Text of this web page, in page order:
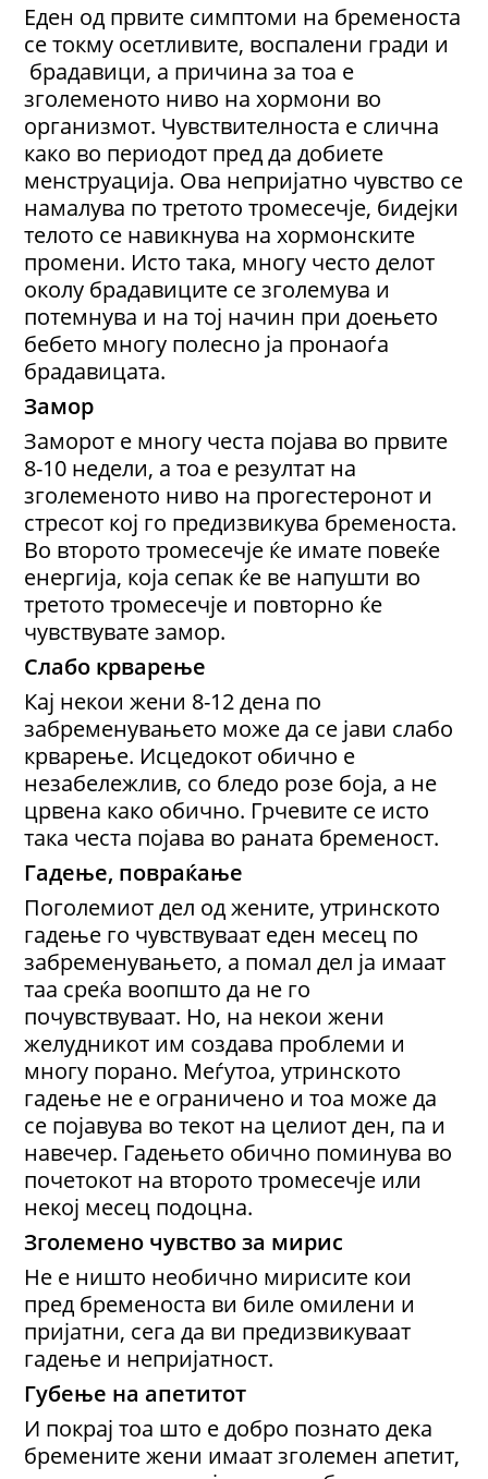
Еден од првите симптоми на бременоста
се токму осетливите, воспалени гради и
брадавици, а причина за тоа е
зголеменото ниво на хормони во
организмот. Чувствителноста е слична
како во периодот пред да добиете
менструација. Ова непријатно чувство се
намалува по третото тромесечје, бидејки
телото се навикнува на хормонските
промени. Исто така, многу често делот
околу брадавиците се зголемува и
потемнува и на тој начин при доењето
бебето многу полесно ја пронаоѓа
брадавицата.
Замор
Заморот е многу честа појава во првите
8-10 недели, а тоа е резултат на
зголеменото ниво на прогестеронот и
стресот кој го предизвикува бременоста.
Во второто тромесечје ќе имате повеќе
енергија, која сепак ќе ве напушти во
третото тромесечје и повторно ќе
чувствувате замор.
Слабо крварење
Кај некои жени 8-12 дена по
забременувањето може да се јави слабо
крварење. Исцедокот обично е
незабележлив, со бледо розе боја, а не
црвена како обично. Грчевите се исто
така честа појава во раната бременост.
Гадење, повраќање
Поголемиот дел од жените, утринското
гадење го чувствуваат еден месец по
забременувањето, а помал дел ја имаат
таа среќа воопшто да не го
почувствуваат. Но, на некои жени
желудникот им создава проблеми и
многу порано. Меѓутоа, утринското
гадење не е ограничено и тоа може да
се појавува во текот на целиот ден, па и
навечер. Гадењето обично поминува во
почетокот на второто тромесечје или
некој месец подоцна.
Зголемено чувство за мирис
Не е ништо необично мирисите кои
пред бременоста ви биле омилени и
пријатни, сега да ви предизвикуваат
гадење и непријатност.
Губење на апетитот
И покрај тоа што е добро познато дека
бремените жени имаат зголемен апетит,